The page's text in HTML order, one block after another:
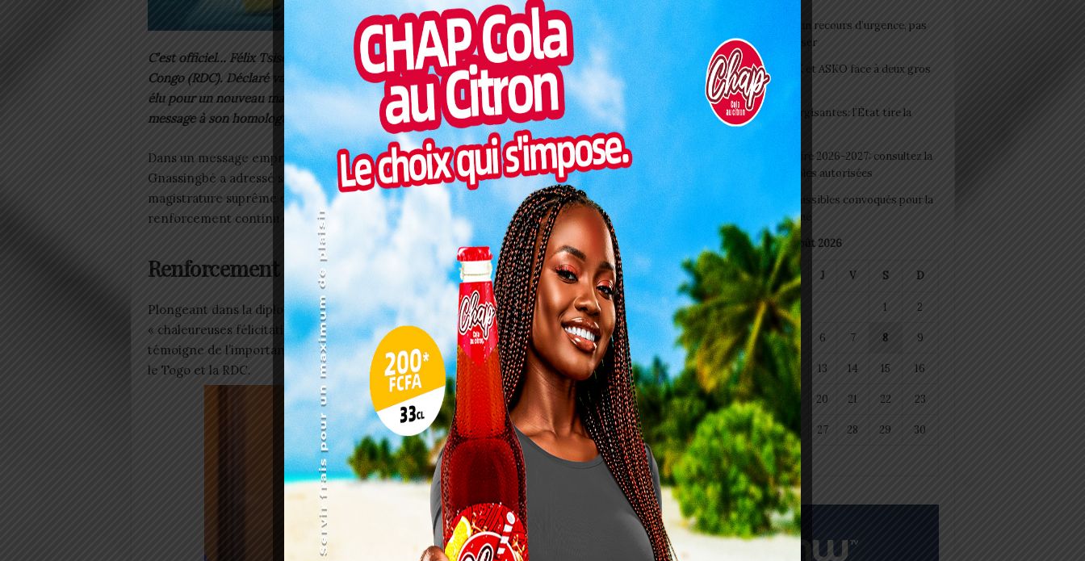
C’est officiel… Félix Tsisekedi rempile à la présidence de la République Démocratique du
Congo (RDC). Déclaré vainqueur de la présidentielle avec 73,34%, le président sortant est
élu pour un nouveau mandat. Comme à l’accoutumée, le président togolais a dressé un
message à son homologue.
Dans un message empreint de chaleur et de vision, le président togolais Faure
Gnassingbé a adressé ses félicitations à son homologue congolais pour sa réélection à la
magistrature suprême de la République Démocratique du Congo (RDC). Un appel à un
renforcement continu des liens entre les deux nations.
Renforcement de coopération entre la RDC et le Togo
Plongeant dans la diplomatie africaine avec élégance, le Président Faure a exprimé des
« chaleureuses félicitations » à Félix Tshisekedi suite à sa victoire électorale. Ce geste
témoigne de l’importance accordée aux relations fraternelles et à la coopération entre
le Togo et la RDC.
Pilule du lendemain : un recours d’urgence, pas
une habitude à banaliser
Interclubs CAF: ASCK et ASKO face à deux gros
morceaux
Togo/ Boissons énergisantes: l’État tire la
sonnette d’alarme
Togo/ Rentrée scolaire 2026-2027: consultez la
liste officielle des écoles autorisées
ESSAL 2026 : les admissibles convoqués pour la
visite médicale à Lomé
août 2026
L M M J V S D
1 2
3 4 5 6 7 8 9
10 11 12 13 14 15 16
17 18 20 21 22 23
24 25 26 27 28 29 30
31
« Juil